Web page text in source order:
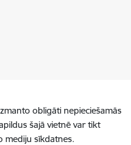
obligāti nepieciešamās
šajā vietnē var tikt
mediju sīkdatnes.